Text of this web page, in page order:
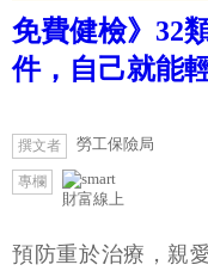
免費健檢》32
件，自己就能
撰文者 勞工保險局
專欄
財富線上
預防重於治療，親